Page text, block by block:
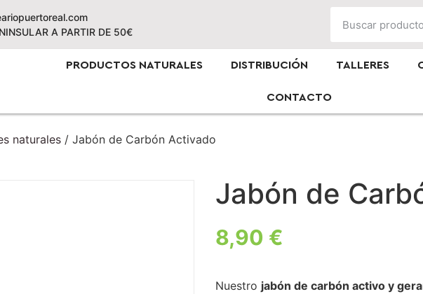
A PARTIR DE 50€
PRODUCTOS NATURALES DISTRIBUCIÓN TALLERES
CONTACTO
naturales / Jabón de Carbón Activado
Jabón de
8,90 €
Nuestro jabón de carbón activo y